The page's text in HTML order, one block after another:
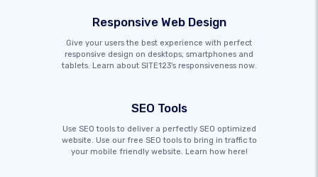
Responsive Web Design
Give your users the best experience with perfect
responsive design on desktops, smartphones and
tablets. Learn about SITE123's responsiveness now.
SEO Tools
Use SEO tools to deliver a perfectly SEO optimized
website. Use our free SEO tools to bring in traffic to
your mobile friendly website. Learn how here!